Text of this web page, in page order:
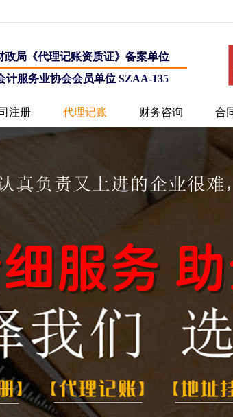
政局《代理记账资质证》备案单位
计服务业协会会员单位 SZAA-135
注册 代理记账 财务咨询 合